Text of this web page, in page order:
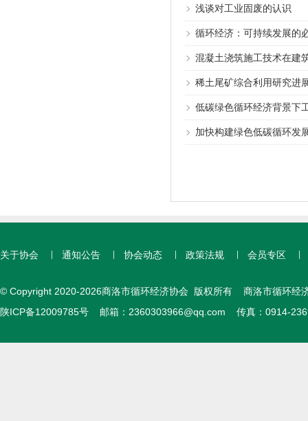
浅谈对工业固废的认识
循环经济：可持续发展的
混凝土浇筑施工技术在建
稀土尾矿综合利用研究进
低碳绿色循环经济背景下
加快构建绿色低碳循环发
关于协会 通知公告 协会动态 政策法规 会员专区
© Copyright 2020-2026商洛市循环经济协会 版权所有 商洛市循环经
陕ICP备12009785号 邮箱： 2360303966@qq.com 传真：0914-